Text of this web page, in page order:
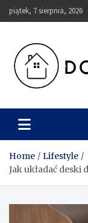
Skip
to
piątek, 7 sierpnia, 2026
Dom-
Home
Lifestyle
Jak układać